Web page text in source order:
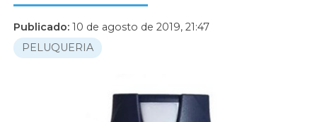
Publicado: 10 de agosto de 2019, 21:47
PELUQUERIA